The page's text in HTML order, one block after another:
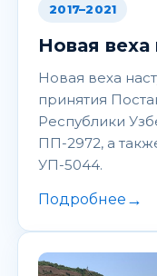
2017–2021
Новая веха
Новая веха
принятия
Республики
ПП-2972, а
УП-5044.
Подробнее →